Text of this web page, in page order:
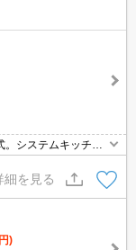
。システムキッチ
細を見る
)